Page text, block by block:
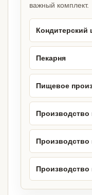
важный комплект.
Кондитерский
Пекарня
Пищевое
Производство
Производство
Производство